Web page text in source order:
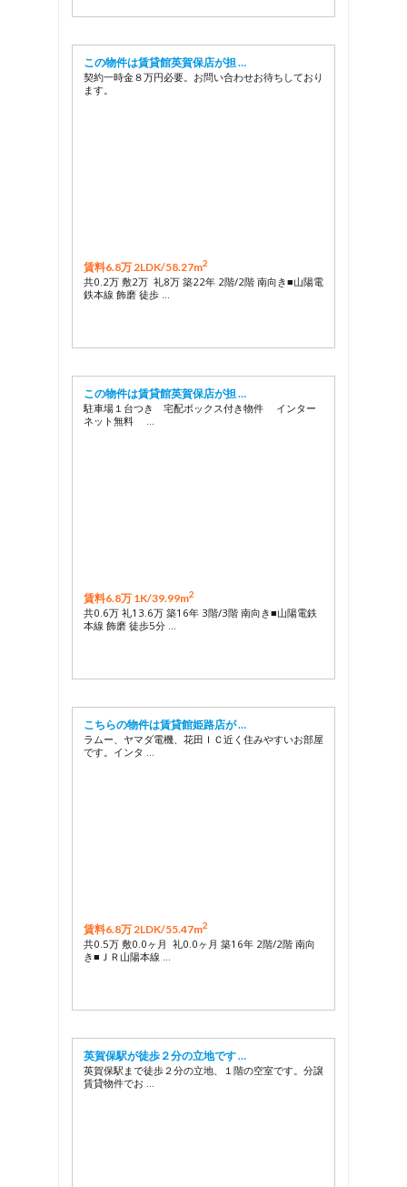
この物件は賃貸館英賀保店が担 …
契約一時金８万円必要。お問い合わせお待ちしており
ます。
賃料6.8万 2LDK/58.27m2
共0.2万 敷2万 礼8万 築22年 2階/2階 南向き■山陽電
鉄本線 飾磨 徒歩 …
この物件は賃貸館英賀保店が担 …
駐車場１台つき 宅配ボックス付き物件 インター
ネット無料 …
賃料6.8万 1K/39.99m2
共0.6万 礼13.6万 築16年 3階/3階 南向き■山陽電鉄
本線 飾磨 徒歩5分 …
こちらの物件は賃貸館姫路店が …
ラムー、ヤマダ電機、花田ＩＣ近く住みやすいお部屋
です。インタ …
賃料6.8万 2LDK/55.47m2
共0.5万 敷0.0ヶ月 礼0.0ヶ月 築16年 2階/2階 南向
き■ＪＲ山陽本線 …
英賀保駅が徒歩２分の立地です …
英賀保駅まで徒歩２分の立地、１階の空室です。分譲
賃貸物件でお …